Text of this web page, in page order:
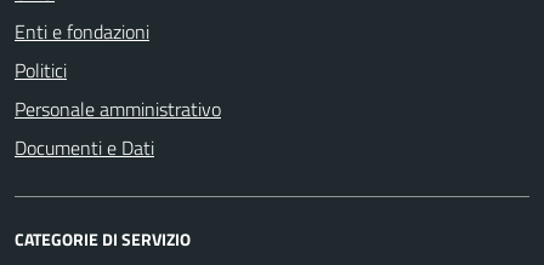
Enti e fondazioni
Politici
Personale amministrativo
Documenti e Dati
CATEGORIE DI SERVIZIO